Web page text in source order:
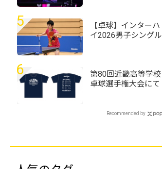
球・WTTチャンピオ
ンズ横浜2026＞
5
【卓球】インターハ
イ2026男子シングル
ードに
6
第80回近畿高等学校
卓球選手権大会にて
Recommended by